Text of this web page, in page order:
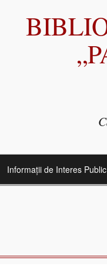
Informații de Interes Public